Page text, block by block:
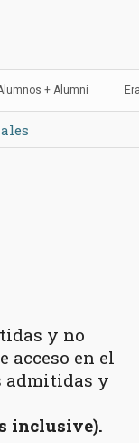
de Arte
+ Alumni
y no
acceso en el
admitidas y
inclusive).